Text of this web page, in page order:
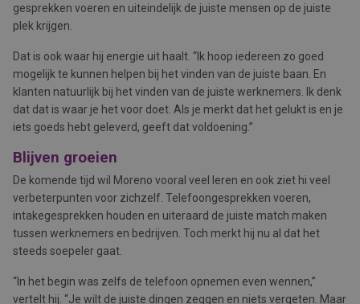
gesprekken voeren en uiteindelijk de juiste mensen op de juiste
plek krijgen.
Dat is ook waar hij energie uit haalt. “Ik hoop iedereen zo goed
mogelijk te kunnen helpen bij het vinden van de juiste baan. En
klanten natuurlijk bij het vinden van de juiste werknemers. Ik denk
dat dat is waar je het voor doet. Als je merkt dat het gelukt is en je
iets goeds hebt geleverd, geeft dat voldoening.”
Blijven groeien
De komende tijd wil Moreno vooral veel leren en ook ziet hi veel
verbeterpunten voor zichzelf. Telefoongesprekken voeren,
intakegesprekken houden en uiteraard de juiste match maken
tussen werknemers en bedrijven. Toch merkt hij nu al dat het
steeds soepeler gaat.
“In het begin was zelfs de telefoon opnemen even wennen,”
vertelt hij. “Je wilt de juiste dingen zeggen en niets vergeten. Maar